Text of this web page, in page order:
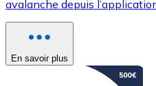
avalanche depuis
En savoir plus